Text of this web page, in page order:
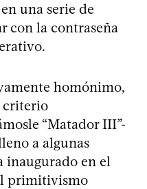
una serie de
con la contraseña
homónimo,
criterio
“Matador III”-
a algunas
inaugurado en el
primitivismo